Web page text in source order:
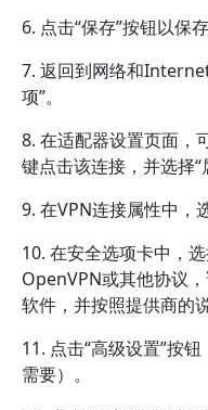
6. 点击“保存”按钮以保存
7. 返回到网络和
项”。
8. 在适配器设置页面，
键点击该连接，并选择“
9. 在VPN连接属性中，
10. 在安全选项卡中，
OpenVPN或其他协议
软件，并按照提供商的
11. 点击“高级设置”按
需要）。